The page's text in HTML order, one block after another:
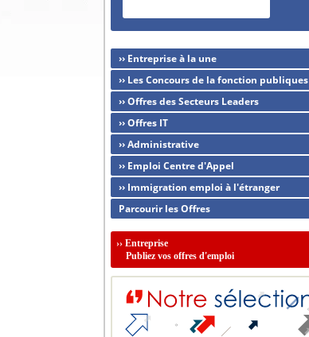
›› Entreprise à la une
›› Les Concours de la fonction publiques
›› Offres des Secteurs Leaders
›› Offres IT
›› Administrative
›› Emploi Centre d'Appel
›› Immigration emploi à l'étranger
Parcourir les Offres
›› Entreprise
Publiez vos offres d'emploi